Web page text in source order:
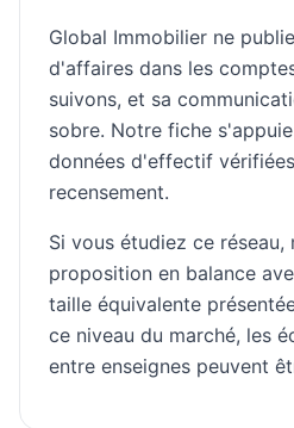
Global Immobilier ne
d'affaires dans les
suivons, et sa
sobre. Notre fiche
données d'effectif
recensement.
Si vous étudiez ce réseau,
proposition en balance
taille équivalente
ce niveau du marché, les
entre enseignes peuvent